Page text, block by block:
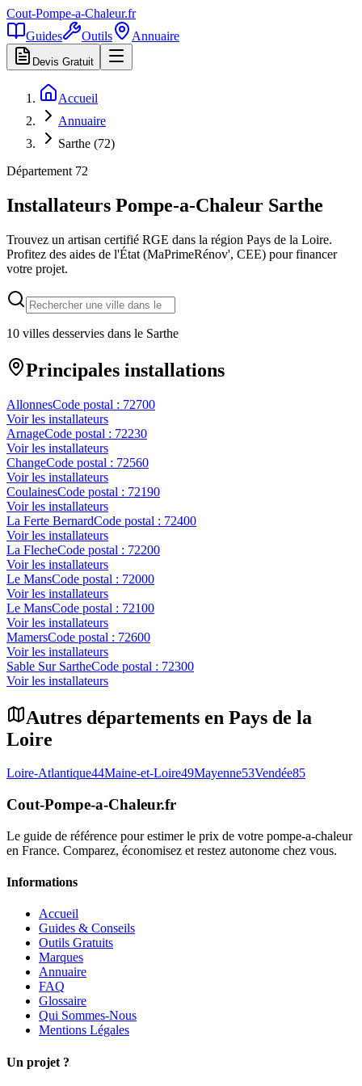
Cout-Pompe-a-Chaleur.fr
Guides
Outils Annuaire
Devis Gratuit
Accueil
Annuaire
Sarthe (72)
Département 72
Installateurs Pompe-a-Chaleur Sarthe
Trouvez un artisan certifié RGE dans la région Pays de la Loire.
Profitez des aides de l'État (MaPrimeRénov', CEE) pour financer
votre projet.
10 villes desservies dans le Sarthe
Principales installations
AllonnesCode postal : 72700
Voir les installateurs
ArnageCode postal : 72230
Voir les installateurs
ChangeCode postal : 72560
Voir les installateurs
CoulainesCode postal : 72190
Voir les installateurs
La Ferte BernardCode postal : 72400
Voir les installateurs
La FlecheCode postal : 72200
Voir les installateurs
Le MansCode postal : 72000
Voir les installateurs
Le MansCode postal : 72100
Voir les installateurs
MamersCode postal : 72600
Voir les installateurs
Sable Sur SartheCode postal : 72300
Voir les installateurs
Autres départements en Pays de la
Loire
Loire-Atlantique44Maine-et-Loire49Mayenne53Vendée85
Cout-Pompe-a-Chaleur.fr
Le guide de référence pour estimer le prix de votre pompe-a-chaleur
en France. Comparez, économisez et restez autonome chez vous.
Informations
Accueil
Guides & Conseils
Outils Gratuits
Marques
Annuaire
FAQ
Glossaire
Qui Sommes-Nous
Mentions Légales
Un projet ?